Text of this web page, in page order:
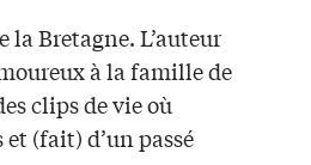
Bretagne. L’auteur
à la famille de
clips de vie où
(fait) d’un passé